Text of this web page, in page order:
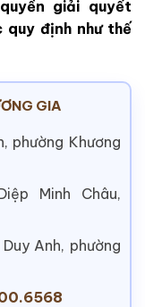
giải quyết
định như thế
GIA
phường Khương
Minh Châu,
Anh, phường